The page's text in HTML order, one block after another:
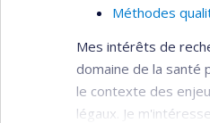
Méthodes
Mes intérêts de
domaine de la santé
le contexte des
légaux. Je